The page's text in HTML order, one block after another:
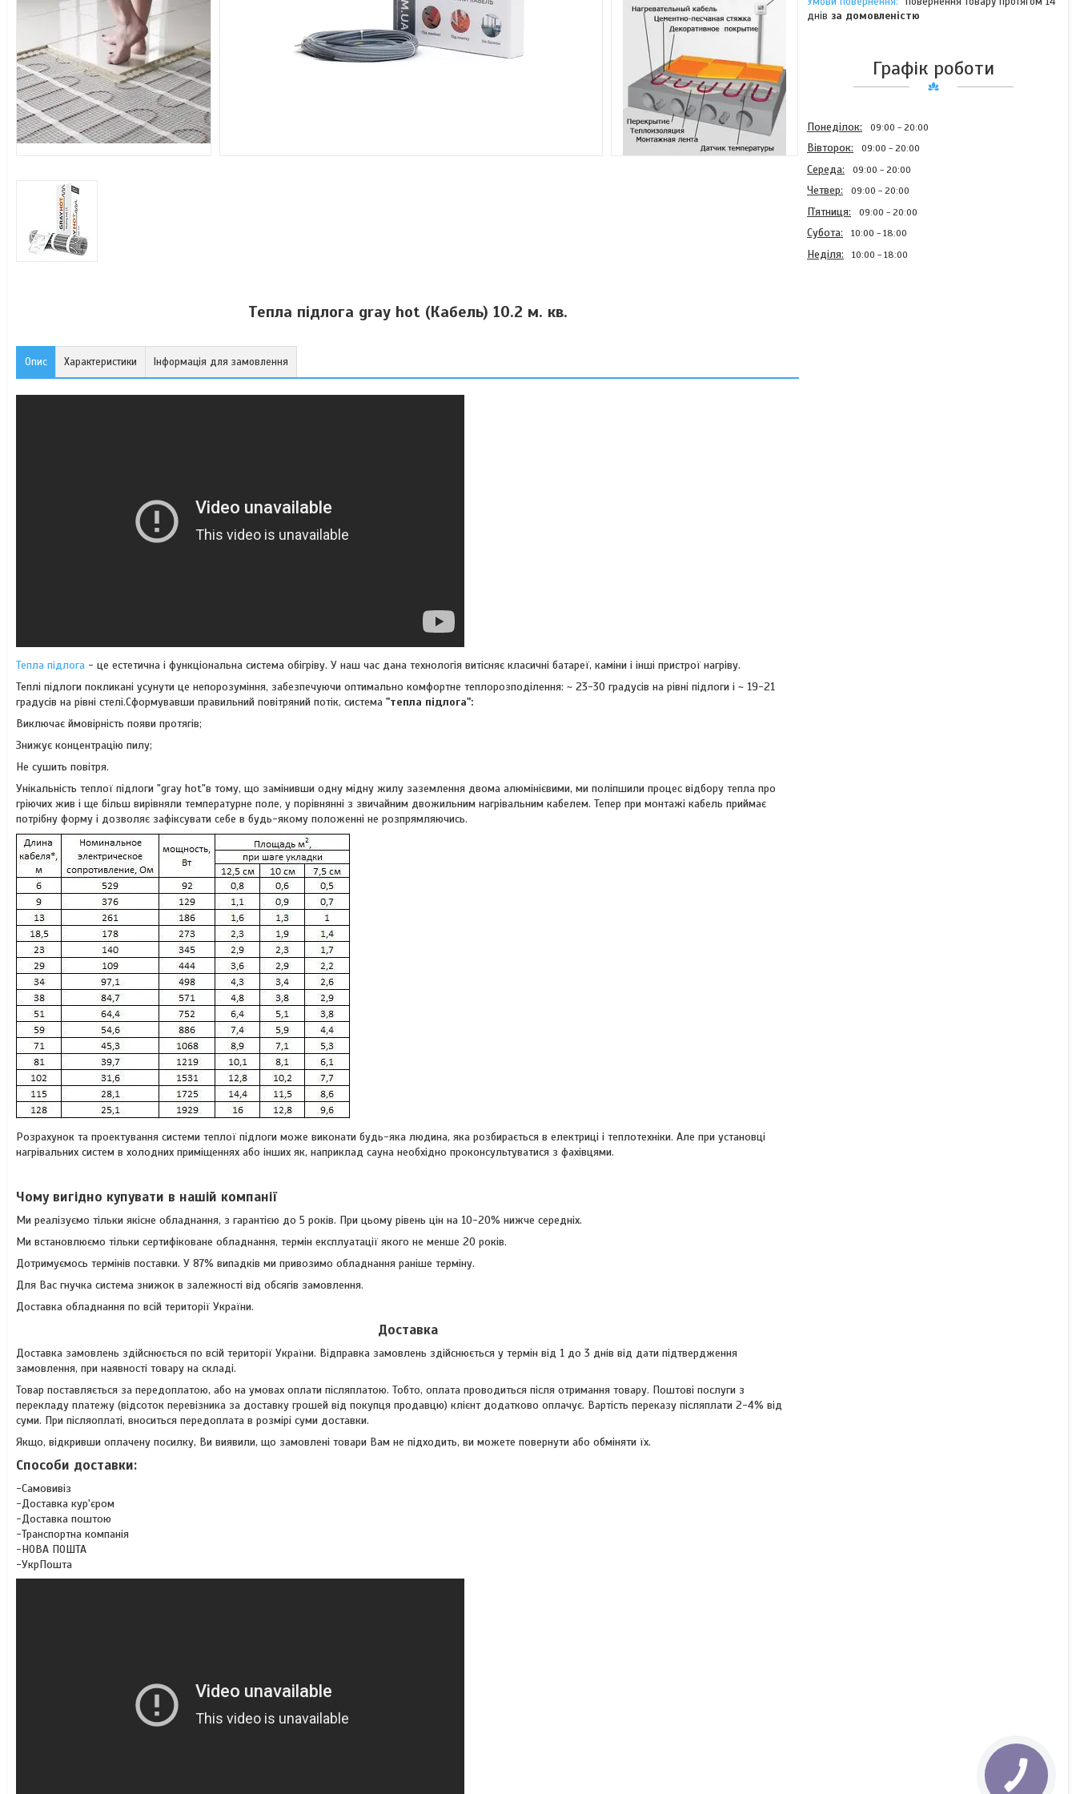
Тепла підлога gray hot (Кабель) 10.2 м. кв.
Опис Характеристики Інформація для замовлення
Тепла підлога - це естетична і функціональна система обігріву. У наш час дана технологія витісняє класичні батареї, каміни і інші пристрої нагріву.
Теплі підлоги покликані усунути це непорозуміння, забезпечуючи оптимально комфортне теплорозподілення: ~ 23-30 градусів на рівні підлоги і ~ 19-21
градусів на рівні стелі.Сформувавши правильний повітряний потік, система "тепла підлога":
Виключає ймовірність появи протягів;
Знижує концентрацію пилу;
Не сушить повітря.
Унікальність теплої підлоги "gray hot"в тому, що замінивши одну мідну жилу заземлення двома алюмінієвими, ми поліпшили процес відбору тепла про
гріючих жив і ще більш вирівняли температурне поле, у порівнянні з звичайним двожильним нагрівальним кабелем. Тепер при монтажі кабель приймає
потрібну форму і дозволяє зафіксувати себе в будь-якому положенні не розпрямляючись.
Розрахунок та проектування системи теплої підлоги може виконати будь-яка людина, яка розбирається в електриці і теплотехніки. Але при установці
нагрівальних систем в холодних приміщеннях або інших як, наприклад сауна необхідно проконсультуватися з фахівцями.
Чому вигідно купувати в нашій компанії
Ми реалізуємо тільки якісне обладнання, з гарантією до 5 років. При цьому рівень цін на 10-20% нижче середніх.
Ми встановлюємо тільки сертифіковане обладнання, термін експлуатації якого не менше 20 років.
Дотримуємось термінів поставки. У 87% випадків ми привозимо обладнання раніше терміну.
Для Вас гнучка система знижок в залежності від обсягів замовлення.
Доставка обладнання по всій території України.
Доставка
Доставка замовлень здійснюється по всій території України. Відправка замовлень здійснюється у термін від 1 до 3 днів від дати підтвердження
замовлення, при наявності товару на складі.
Товар поставляється за передоплатою, або на умовах оплати післяплатою. Тобто, оплата проводиться після отримання товару. Поштові послуги з
перекладу платежу (відсоток перевізника за доставку грошей від покупця продавцю) клієнт додатково оплачує. Вартість переказу післяплати 2-4% від
суми. При післяоплаті, вноситься передоплата в розмірі суми доставки.
Якщо, відкривши оплачену посилку, Ви виявили, що замовлені товари Вам не підходить, ви можете повернути або обміняти їх.
Способи доставки:
-Самовивіз
-Доставка кур'єром
-Доставка поштою
-Транспортна компанія
-НОВА ПОШТА
-УкрПошта
днів за домовленістю
Графік роботи
Понеділок 09:00 20:00
Вівторок 09:00 20:00
Середа 09:00 20:00
Четвер 09:00 20:00
Пʼятниця 09:00 20:00
Субота 10:00 18:00
Неділя 10:00 18:00